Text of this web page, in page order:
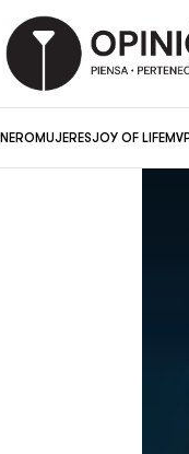
MUJERESJOY OF LIFE